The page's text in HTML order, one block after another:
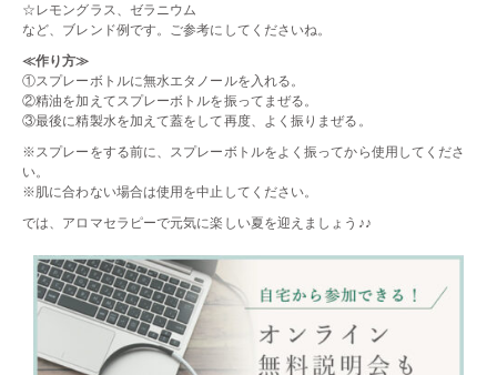
☆レモングラス、ゼラニウム
など、ブレンド例です。ご参考にしてくださいね。
≪作り方≫
①スプレーボトルに無水エタノールを入れる。
②精油を加えてスプレーボトルを振ってまぜる。
③最後に精製水を加えて蓋をして再度、よく振りまぜる。
※スプレーをする前に、スプレーボトルをよく振ってから使用してくださ
い。
※肌に合わない場合は使用を中止してください。
では、アロマセラピーで元気に楽しい夏を迎えましょう♪♪